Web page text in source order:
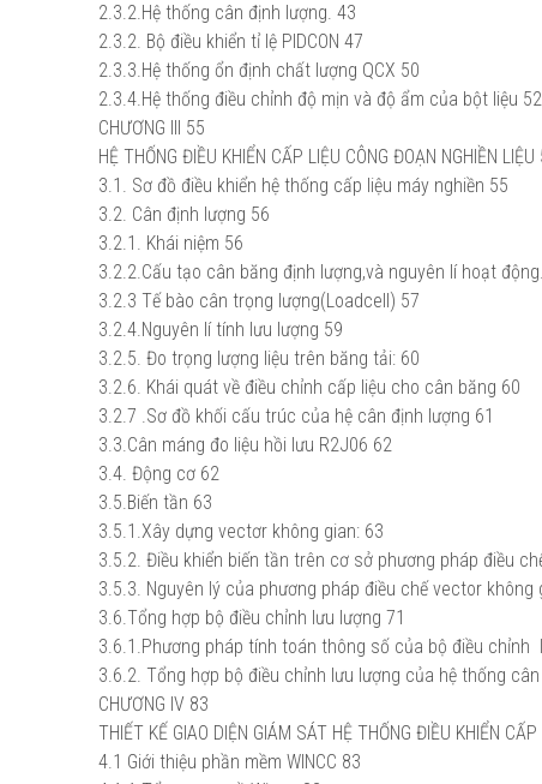
2.3.2.Hệ thống cân định lượng. 43
2.3.2. Bộ điều khiển tỉ lệ PIDCON 47
2.3.3.Hệ thống ổn định chất lượng QCX 50
2.3.4.Hệ thống điều chỉnh độ mịn và độ ẩm của bột liệu 52
CHƯƠNG III 55
HỆ THỐNG ĐIỀU KHIỂN CẤP LIỆU CÔNG ĐOẠN NGHIỀN LIỆU
3.1. Sơ đồ điều khiển hệ thống cấp liệu máy nghiền 55
3.2. Cân định lượng 56
3.2.1. Khái niệm 56
3.2.2.Cấu tạo cân băng định lượng,và nguyên lí hoạt động.
3.2.3 Tế bào cân trọng lượng(Loadcell) 57
3.2.4.Nguyên lí tính lưu lượng 59
3.2.5. Đo trọng lượng liệu trên băng tải: 60
3.2.6. Khái quát về điều chỉnh cấp liệu cho cân băng 60
3.2.7 .Sơ đồ khối cấu trúc của hệ cân định lượng 61
3.3.Cân máng đo liệu hồi lưu R2J06 62
3.4. Động cơ 62
3.5.Biến tần 63
3.5.1.Xây dựng vectơr không gian: 63
3.5.2. Điều khiển biến tần trên cơ sở phương pháp điều
3.5.3. Nguyên lý của phương pháp điều chế vector không
3.6.Tổng hợp bộ điều chỉnh lưu lượng 71
3.6.1.Phương pháp tính toán thông số của bộ điều chỉnh
3.6.2. Tổng hợp bộ điều chỉnh lưu lượng của hệ thống
CHƯƠNG IV 83
THIẾT KẾ GIAO DIỆN GIÁM SÁT HỆ THỐNG ĐIỀU KHIỂN CẤP
4.1 Giới thiệu phần mềm WINCC 83